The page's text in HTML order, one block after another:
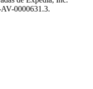
0000631.3.